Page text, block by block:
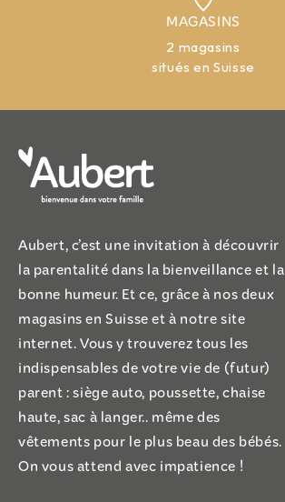
MAGASINS
2 magasins
situés en Suisse
Aubert, c’est une invitation à découvrir
la parentalité dans la bienveillance et la
bonne humeur. Et ce, grâce à nos deux
magasins en Suisse et à notre site
internet. Vous y trouverez tous les
indispensables de votre vie de (futur)
parent : siège auto, poussette, chaise
haute, sac à langer.. même des
vêtements pour le plus beau des bébés.
On vous attend avec impatience !